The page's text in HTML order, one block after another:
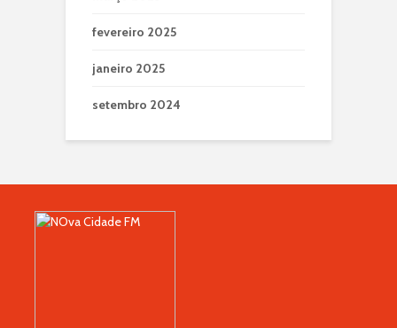
fevereiro 2025
janeiro 2025
setembro 2024